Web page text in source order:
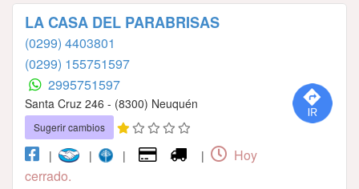
LA CASA DEL PARABRISAS
(0299) 4403801
(0299) 155751597
2995751597
Santa Cruz 246 - (8300) Neuquén
Sugerir cambios
| | | |
Hoy
cerrado.